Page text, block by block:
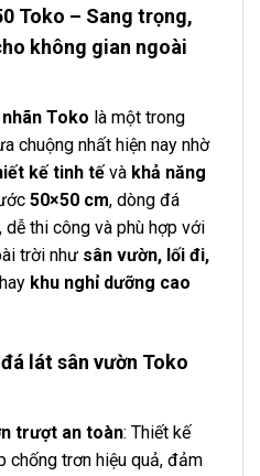
Toko – Sang trọng,
không gian ngoài
Toko là một trong
chuộng nhất hiện nay nhờ
kế tinh tế và khả năng
50×50 cm, dòng đá
thi công và phù hợp với
trời như sân vườn, lối đi,
hay khu nghỉ dưỡng cao
lát sân vườn Toko
trượt an toàn: Thiết kế
chống trơn hiệu quả, đảm